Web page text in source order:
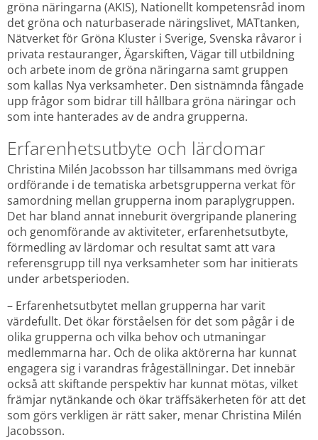
gröna näringarna (AKIS), Nationellt kompetensråd inom
det gröna och naturbaserade näringslivet, MATtanken,
Nätverket för Gröna Kluster i Sverige, Svenska råvaror i
privata restauranger, Ägarskiften, Vägar till utbildning
och arbete inom de gröna näringarna samt gruppen
som kallas Nya verksamheter. Den sistnämnda fångade
upp frågor som bidrar till hållbara gröna näringar och
som inte hanterades av de andra grupperna.
Erfarenhetsutbyte och lärdomar
Christina Milén Jacobsson har tillsammans med övriga
ordförande i de tematiska arbetsgrupperna verkat för
samordning mellan grupperna inom paraplygruppen.
Det har bland annat inneburit övergripande planering
och genomförande av aktiviteter, erfarenhetsutbyte,
förmedling av lärdomar och resultat samt att vara
referensgrupp till nya verksamheter som har initierats
under arbetsperioden.
– Erfarenhetsutbytet mellan grupperna har varit
värdefullt. Det ökar förståelsen för det som pågår i de
olika grupperna och vilka behov och utmaningar
medlemmarna har. Och de olika aktörerna har kunnat
engagera sig i varandras frågeställningar. Det innebär
också att skiftande perspektiv har kunnat mötas, vilket
främjar nytänkande och ökar träffsäkerheten för att det
som görs verkligen är rätt saker, menar Christina Milén
Jacobsson.